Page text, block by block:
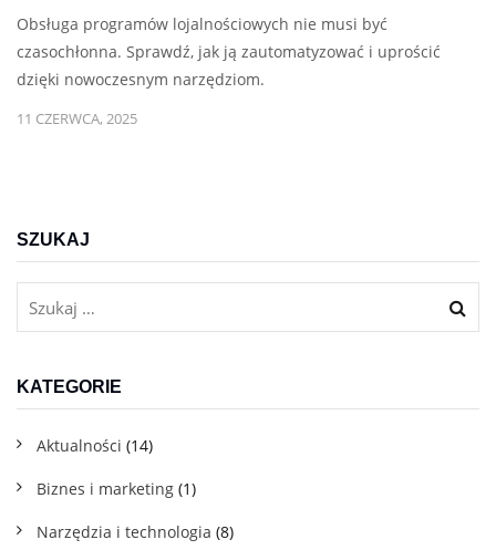
Obsługa programów lojalnościowych nie musi być
czasochłonna. Sprawdź, jak ją zautomatyzować i uprościć
dzięki nowoczesnym narzędziom.
11 CZERWCA, 2025
SZUKAJ
KATEGORIE
Aktualności (14)
Biznes i marketing (1)
Narzędzia i technologia (8)